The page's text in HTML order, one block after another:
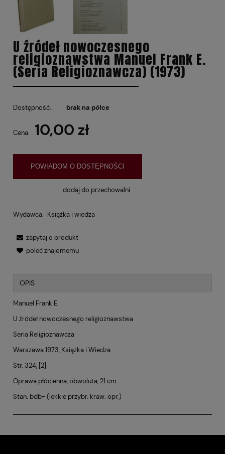
U źródeł nowoczesnego
religioznawstwa Manuel Frank E.
(Seria Religioznawcza) (1973)
Dostępność: brak na półce
Cena: 10,00 zł
POWIADOM O DOSTĘPNOŚCI
dodaj do przechowalni
Wydawca: Książka i wiedza
zapytaj o produkt
poleć znajomemu
OPIS
Manuel Frank E.
U źródeł nowoczesnego religioznawstwa
Seria Religioznawcza
Warszawa 1973, Książka i Wiedza
Str. 324, [2]
Oprawa płócienna, obwoluta, 21 cm
Stan: bdb- (lekkie przybr. kraw. opr.)